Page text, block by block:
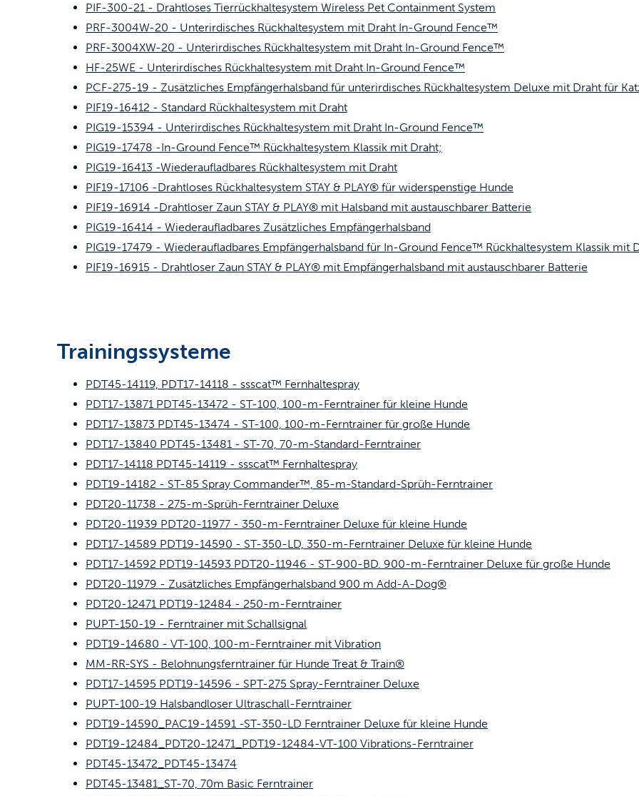
PIF-300-21 - Drahtloses Tierrückhaltesystem Wireless Pet Containment System
PRF-3004W-20 - Unterirdisches Rückhaltesystem mit Draht In-Ground Fence™
PRF-3004XW-20 - Unterirdisches Rückhaltesystem mit Draht In-Ground Fence™
HF-25WE - Unterirdisches Rückhaltesystem mit Draht In-Ground Fence™
PCF-275-19 - Zusätzliches Empfängerhalsband für unterirdisches Rückhaltesystem Deluxe mit Draht für
PIF19-16412 - Standard Rückhaltesystem mit Draht
PIG19-15394 - Unterirdisches Rückhaltesystem mit Draht In-Ground Fence™
PIG19-17478 -In-Ground Fence™ Rückhaltesystem Klassik mit Draht;
PIG19-16413 -Wiederaufladbares Rückhaltesystem mit Draht
PIF19-17106 -Drahtloses Rückhaltesystem STAY & PLAY® für widerspenstige Hunde
PIF19-16914 -Drahtloser Zaun STAY & PLAY® mit Halsband mit austauschbarer Batterie
PIG19-16414 - Wiederaufladbares Zusätzliches Empfängerhalsband
PIG19-17479 - Wiederaufladbares Empfängerhalsband für In-Ground Fence™ Rückhaltesystem Klassik mit
PIF19-16915 - Drahtloser Zaun STAY & PLAY® mit Empfängerhalsband mit austauschbarer Batterie
Trainingssysteme
PDT45-14119, PDT17-14118 - ssscat™ Fernhaltespray
PDT17-13871 PDT45-13472 - ST-100, 100-m-Ferntrainer für kleine Hunde
PDT17-13873 PDT45-13474 - ST-100, 100-m-Ferntrainer für große Hunde
PDT17-13840 PDT45-13481 - ST-70, 70-m-Standard-Ferntrainer
PDT17-14118 PDT45-14119 - ssscat™ Fernhaltespray
PDT19-14182 - ST-85 Spray Commander™, 85-m-Standard-Sprüh-Ferntrainer
PDT20-11738 - 275-m-Sprüh-Ferntrainer Deluxe
PDT20-11939 PDT20-11977 - 350-m-Ferntrainer Deluxe für kleine Hunde
PDT17-14589 PDT19-14590 - ST-350-LD, 350-m-Ferntrainer Deluxe für kleine Hunde
PDT17-14592 PDT19-14593 PDT20-11946 - ST-900-BD. 900-m-Ferntrainer Deluxe für große Hunde
PDT20-11979 - Zusätzliches Empfängerhalsband 900 m Add-A-Dog®
PDT20-12471 PDT19-12484 - 250-m-Ferntrainer
PUPT-150-19 - Ferntrainer mit Schallsignal
PDT19-14680 - VT-100, 100-m-Ferntrainer mit Vibration
MM-RR-SYS - Belohnungsferntrainer für Hunde Treat & Train®
PDT17-14595 PDT19-14596 - SPT-275 Spray-Ferntrainer Deluxe
PUPT-100-19 Halsbandloser Ultraschall-Ferntrainer
PDT19-14590_PAC19-14591 -ST-350-LD Ferntrainer Deluxe für kleine Hunde
PDT19-12484_PDT20-12471_PDT19-12484-VT-100 Vibrations-Ferntrainer
PDT45-13472_PDT45-13474
PDT45-13481_ST-70, 70m Basic Ferntrainer